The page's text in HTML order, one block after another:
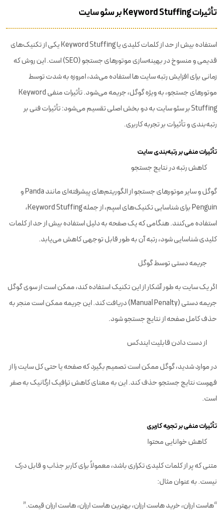
تأثیرات Keyword Stuffing بر سئو سایت
استفاده بیش از حد از کلمات کلیدی یا Keyword Stuffing یکی از تکنیک‌های
قدیمی و منسوخ در بهینه‌سازی موتورهای جستجو (SEO) است. این روش که
زمانی برای افزایش رتبه سایت‌ ها استفاده می‌شد، امروزه به شدت توسط
موتورهای جستجو، به ویژه گوگل، جریمه می‌شود. تأثیرات منفی Keyword
Stuffing بر سئو سایت به دو بخش اصلی تقسیم می‌شود: تأثیرات فنی بر
رتبه‌بندی و تأثیرات بر تجربه کاربری.
تأثیرات منفی بر رتبه‌بندی سایت
کاهش رتبه در نتایج جستجو
گوگل و سایر موتورهای جستجو از الگوریتم‌های پیشرفته‌ای مانند Panda و
Penguin برای شناسایی تکنیک‌های اسپم، از جمله Keyword Stuffing،
استفاده می‌کنند. هنگامی که یک صفحه به دلیل استفاده بیش از حد از کلمات
کلیدی شناسایی شود، رتبه آن به طور قابل توجهی کاهش می‌یابد.
جریمه دستی توسط گوگل
اگر یک سایت به طور آشکار از این تکنیک استفاده کند، ممکن است از سوی گوگل
جریمه دستی (Manual Penalty) دریافت کند. این جریمه ممکن است منجر به
حذف کامل صفحه از نتایج جستجو شود.
از دست دادن قابلیت ایندکس
در موارد شدید، گوگل ممکن است تصمیم بگیرد که صفحه یا حتی کل سایت را از
فهرست نتایج جستجو حذف کند. این به معنای کاهش ترافیک ارگانیک به صفر
است.
تأثیرات منفی بر تجربه کاربری
کاهش خوانایی محتوا
متنی که پر از کلمات کلیدی تکراری باشد، معمولاً برای کاربر جذاب و قابل درک
نیست. به عنوان مثال:
“هاست ارزان، خرید هاست ارزان، بهترین هاست ارزان، هاست ارزان قیمت.”